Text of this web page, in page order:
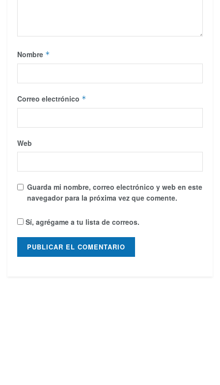
Nombre *
Correo electrónico *
Web
Guarda mi nombre, correo electrónico y web en este
navegador para la próxima vez que comente.
Sí, agrégame a tu lista de correos.